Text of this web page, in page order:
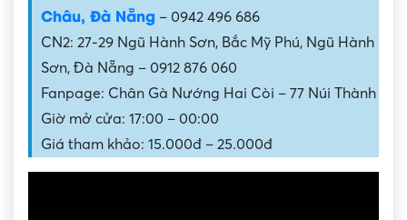
Châu, Đà Nẵng – 0942 496 686
CN2: 27-29 Ngũ Hành Sơn, Bắc Mỹ Phú, Ngũ Hành
Sơn, Đà Nẵng – 0912 876 060
Fanpage: Chân Gà Nướng Hai Còi – 77 Núi Thành
Giờ mở cửa: 17:00 – 00:00
Giá tham khảo: 15.000đ – 25.000đ